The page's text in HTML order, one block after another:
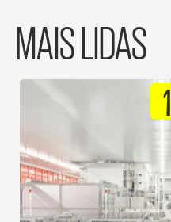
MAIS LIDAS
1